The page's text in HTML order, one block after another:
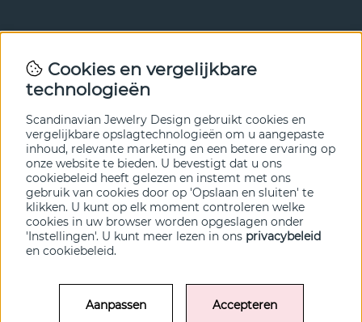
Met onze nieuwsbrief ben je als eerste op de hoogte van
nieuws en aanbiedingen. Meld je hieronder aan.
VERZENDEN
Cookies en vergelijkbare
technologieën
Scandinavian Jewelry Design gebruikt cookies en
vergelijkbare opslagtechnologieën om u aangepaste
inhoud, relevante marketing en een betere ervaring op
onze website te bieden. U bevestigt dat u ons
cookiebeleid heeft gelezen en instemt met ons
gebruik van cookies door op 'Opslaan en sluiten' te
klikken. U kunt op elk moment controleren welke
cookies in uw browser worden opgeslagen onder
'Instellingen'. U kunt meer lezen in ons privacybeleid
en cookiebeleid.
Aanpassen Accepteren